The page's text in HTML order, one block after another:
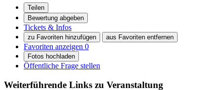
Teilen
Bewertung abgeben
Tickets & Infos
zu Favoriten hinzufügen aus Favoriten entfernen
Favoriten anzeigen 0
Fotos hochladen
Öffentliche Frage stellen
Weiterführende Links zu Veranstaltung